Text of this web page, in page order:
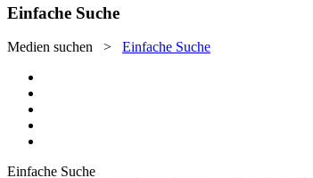
Einfache Suche
Medien suchen > Einfache Suche
Einfache Suche